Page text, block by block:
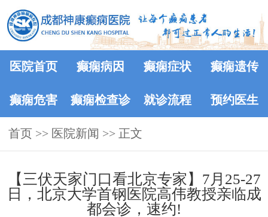
医院首页 癫痫病因 癫痫症状 癫痫遗传
癫痫危害 癫痫检查诊
断
就诊流程 预约医生
首页 >> 医院新闻 >> 正文
【三伏天家门口看北京专家】7月25-27
日，北京大学首钢医院高伟教授亲临成
都会诊，速约!‌